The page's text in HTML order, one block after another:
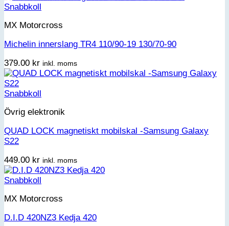
Snabbkoll
MX Motorcross
Michelin innerslang TR4 110/90-19 130/70-90
379.00 kr inkl. moms
Snabbkoll
Övrig elektronik
QUAD LOCK magnetiskt mobilskal -Samsung Galaxy
S22
449.00 kr inkl. moms
Snabbkoll
MX Motorcross
D.I.D 420NZ3 Kedja 420